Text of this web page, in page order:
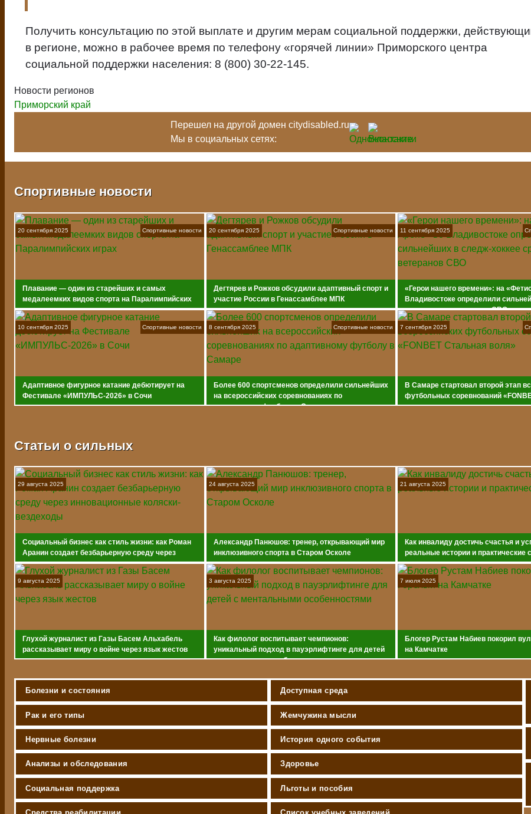
Получить консультацию по этой выплате и другим мерам социальной поддержки,
в регионе, можно в рабочее время по телефону «горячей линии» Приморского центра
социальной поддержки населения: 8 (800) 30-22-145.
Новости регионов
Приморский край
Перешел на другой домен citydisabled.ru
Мы в социальных сетях:
Спортивные новости
20 сентября 2025
Плавание — один из старейших и самых
медалеемких видов спорта на Паралимпийских
играх
Спортивные новости 20 сентября 2025
Дегтярев и Рожков обсудили адаптивный спорт и
участие России в Генассамблее МПК
Спортивные новости 11 сентября 2025
«Герои нашего времени»: на
Владивостоке определили
хоккее среди ветеранов СВО
10 сентября 2025
Адаптивное фигурное катание дебютирует на
Фестивале «ИМПУЛЬС-2026» в Сочи
Спортивные новости 8 сентября 2025
Более 600 спортсменов определили сильнейших
на всероссийских соревнованиях по
адаптивному футболу в Самаре
Спортивные новости 7 сентября 2025
В Самаре стартовал второй этап
футбольных соревнований
воля»
Статьи о сильных
29 августа 2025
Социальный бизнес как стиль жизни: как Роман
Аранин создает безбарьерную среду через
инновационные коляски-вездеходы
24 августа 2025
Александр Панюшов: тренер, открывающий мир
инклюзивного спорта в Старом Осколе
21 августа 2025
Как инвалиду достичь счастья и
реальные истории и практические
9 августа 2025
Глухой журналист из Газы Басем Альхабель
рассказывает миру о войне через язык жестов
3 августа 2025
Как филолог воспитывает чемпионов:
уникальный подход в пауэрлифтинге для детей
с ментальными особенностями
7 июля 2025
Блогер Рустам Набиев покорил
на Камчатке
Болезни и состояния
Рак и его типы
Нервные болезни
Анализы и обследования
Социальная поддержка
Доступная среда
Жемчужина мысли
История одного события
Здоровье
Льготы и пособия